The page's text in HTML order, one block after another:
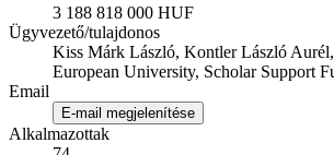
3 188 818 000 HUF
Ügyvezető/tulajdonos
Kiss Márk László, Kontler László
European University, Scholar Support
Email
E-mail megjelenítése
Alkalmazottak